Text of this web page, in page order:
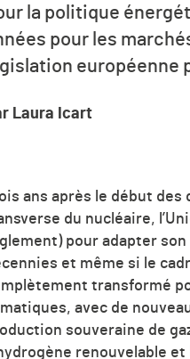
la politique
pour les
européenne
Laura Icart
ans après le début
du nucléaire,
pour adapter
et même si le
transformé
avec de
souveraine de
renouvelable et